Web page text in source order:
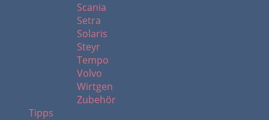
Scania
Setra
Solaris
Steyr
Tempo
Volvo
Wirtgen
Zubehör
Tipps